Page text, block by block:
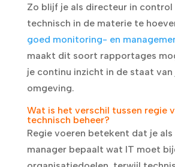
Zo blijf je als directeur in control
technisch in de materie te
goed monitoring- en
maakt dit soort rapportages
je continu inzicht in de staat van
omgeving.
Wat is het verschil tussen regie
technisch beheer?
Regie voeren betekent dat je
manager bepaalt wat IT moet